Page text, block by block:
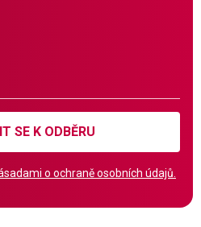
SE K ODBĚRU
o ochraně osobních údajů.